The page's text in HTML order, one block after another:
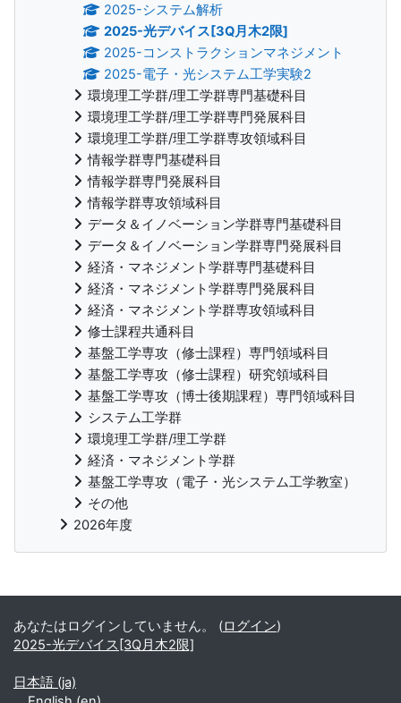
2025-システム解析
2025-光デバイス[3Q月木2限]
2025-コンストラクションマネジメント
2025-電子・光システム工学実験2
環境理工学群/理工学群専門基礎科目
環境理工学群/理工学群専門発展科目
環境理工学群/理工学群専攻領域科目
情報学群専門基礎科目
情報学群専門発展科目
情報学群専攻領域科目
データ＆イノベーション学群専門基礎科目
データ＆イノベーション学群専門発展科目
経済・マネジメント学群専門基礎科目
経済・マネジメント学群専門発展科目
経済・マネジメント学群専攻領域科目
修士課程共通科目
基盤工学専攻（修士課程）専門領域科目
基盤工学専攻（修士課程）研究領域科目
基盤工学専攻（博士後期課程）専門領域科目
システム工学群
環境理工学群/理工学群
経済・マネジメント学群
基盤工学専攻（電子・光システム工学教室）
その他
2026年度
補助ブロック
あなたはログインしていません。 (ログイン)
2025-光デバイス[3Q月木2限]
日本語 ‎(ja)‎